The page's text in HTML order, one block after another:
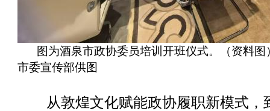
图为酒泉市政协委员培训开班仪式。（资料图
市委宣传部供图
从敦煌文化赋能政协履职新模式，